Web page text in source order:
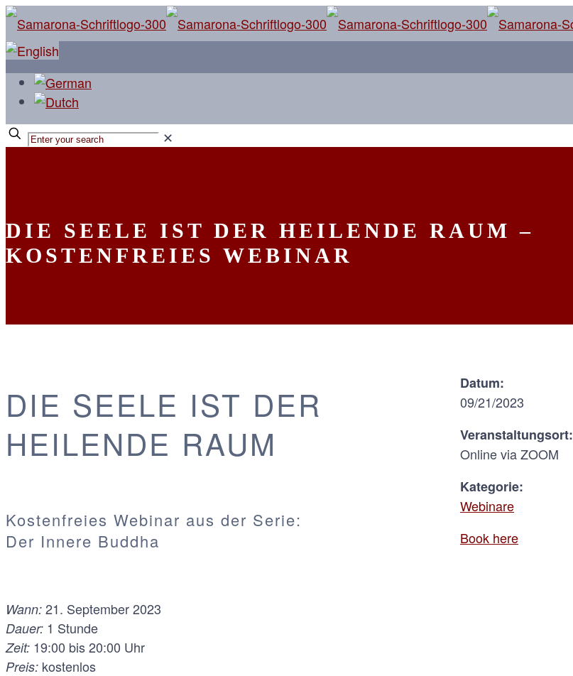
✕
DIE SEELE IST DER HEILENDE RAUM –
KOSTENFREIES WEBINAR
Datum:
09/21/2023
Veranstaltungsort:
Online via ZOOM
Kategorie:
Webinare
Book here
DIE SEELE IST DER
HEILENDE RAUM
Kostenfreies Webinar aus der Serie:
Der Innere Buddha
Wann: 21. September 2023
Dauer: 1 Stunde
Zeit: 19:00 bis 20:00 Uhr
Preis: kostenlos